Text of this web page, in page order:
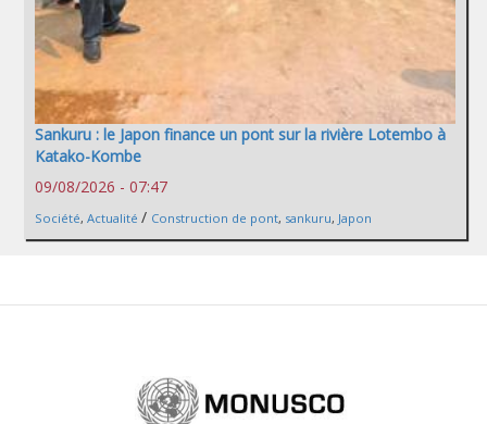
Sankuru : le Japon finance un pont sur la rivière Lotembo à
Katako-Kombe
09/08/2026 - 07:47
Société, Actualité / Construction de pont, sankuru, Japon